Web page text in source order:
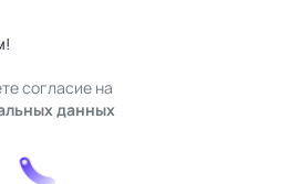
согласие на
данных